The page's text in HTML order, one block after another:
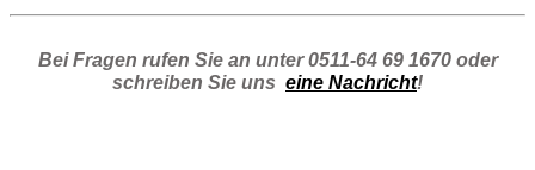
Bei Fragen rufen Sie an unter 0511-64 69 1670 oder
schreiben Sie uns eine Nachricht!